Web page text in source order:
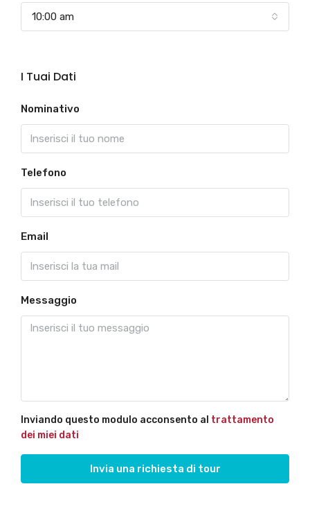
10:00 am
I Tuai Dati
Nominativo
Telefono
Email
Messaggio
Inviando questo modulo acconsento al trattamento
dei miei dati
Invia una richiesta di tour